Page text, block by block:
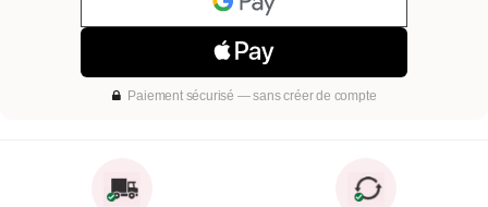
Paiement sécurisé — sans créer de compte